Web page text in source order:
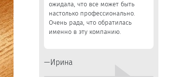
ожидала, что все может быть
настолько профессионально.
Очень рада, что обратилась
именно в эту компанию.
Ирина